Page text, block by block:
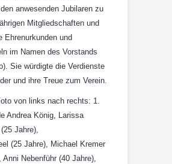
anwesenden Jubilaren zu
Mitgliedschaften und
Ehrenurkunden und
im Namen des Vorstands
Sie würdigte die Verdienste
und ihre Treue zum Verein.
von links nach rechts: 1.
Andrea König, Larissa
Jahre),
(25 Jahre), Michael Kremer
Anni Nebenführ (40 Jahre),